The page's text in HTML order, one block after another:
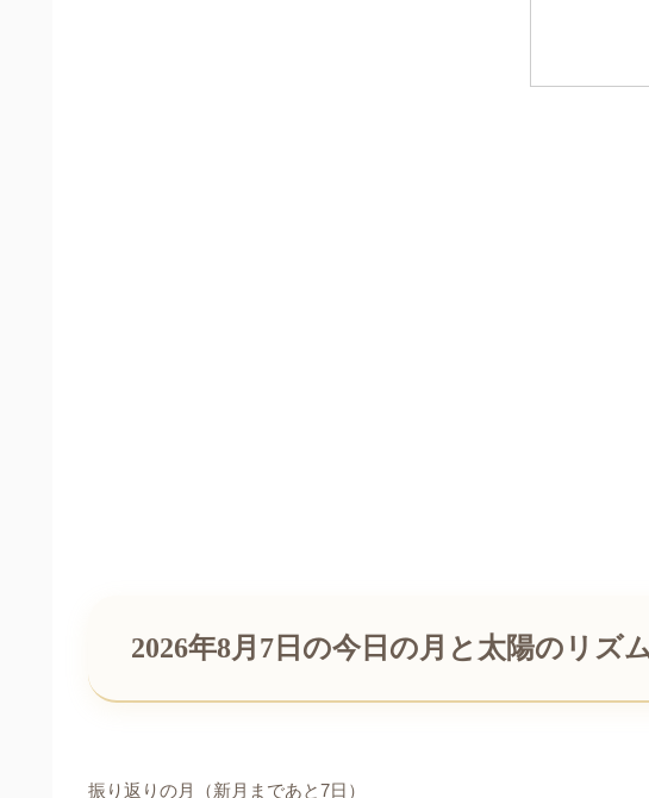
2026年8月7日の今日の月と太陽のリズ
振り返りの月（新月まであと7日）